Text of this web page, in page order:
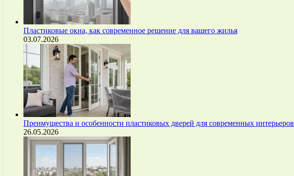
Пластиковые окна, как современное решение для вашего жилья
03.07.2026
Преимущества и особенности пластиковых дверей для современных интерьеров
26.05.2026